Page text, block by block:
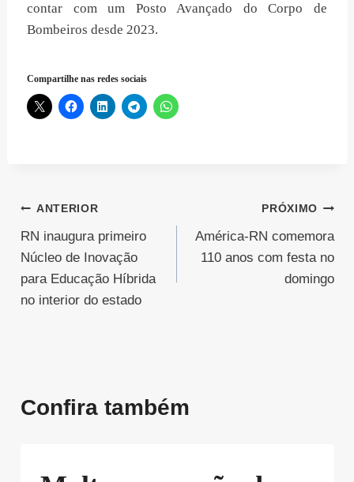
contar com um Posto Avançado do Corpo de
Bombeiros desde 2023.
Compartilhe nas redes sociais
Navegação
de
Post
ANTERIOR
RN inaugura primeiro
Núcleo de Inovação
para Educação Híbrida
no interior do estado
PRÓXIMO
América-RN comemora
110 anos com festa no
domingo
Confira também